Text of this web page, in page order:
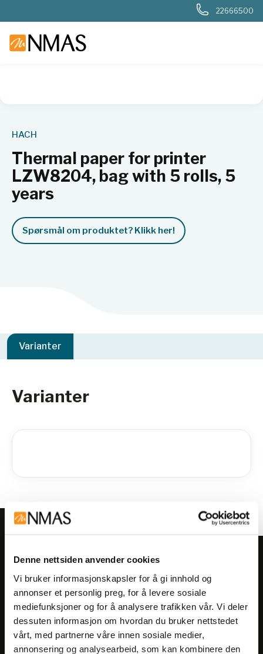
Denne nettsiden anvender cookies
Vi bruker informasjonskapsler for å gi innhold og
annonser et personlig preg, for å levere sosiale
mediefunksjoner og for å analysere trafikken vår. Vi deler
dessuten informasjon om hvordan du bruker nettstedet
vårt, med partnerne våre innen sosiale medier,
annonsering og analysearbeid, som kan kombinere den
22666500
HACH
Thermal paper for printer
LZW8204, bag with 5 rolls, 5
years
Spørsmål om produktet? Klikk her!
Varianter
Varianter
Meld deg på vårt nyhetsbrev!
Få informasjon om produkter,
arrangementer og kampanjer.
Meld på nyhetsbrev